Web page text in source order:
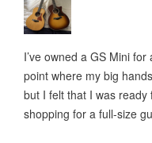
5
I’ve owned a GS Mini
point where my big
but I felt that I was
shopping for a full-size